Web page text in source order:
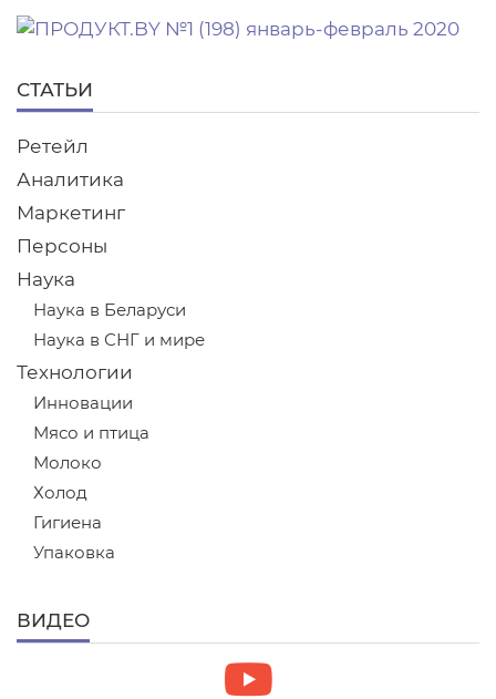
СТАТЬИ
Ретейл
Аналитика
Маркетинг
Персоны
Наука
Наука в Беларуси
Наука в СНГ и мире
Технологии
Инновации
Мясо и птица
Молоко
Холод
Гигиена
Упаковка
ВИДЕО